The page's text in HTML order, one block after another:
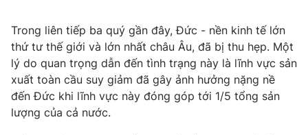
Câu chuyện quốc tế
Tài chính
Thị trường
Góc doanh nghiệp
Dữ liệu và đời sống
Truyền hình
Phim VTV
Giải trí
Trong liên tiếp ba quý gần đây, Đức - nền kinh tế lớn
thứ tư thế giới và lớn nhất châu Âu, đã bị thu hẹp. Một
lý do quan trọng dẫn đến tình trạng này là lĩnh vực sản
xuất toàn cầu suy giảm đã gây ảnh hưởng nặng nề
đến Đức khi lĩnh vực này đóng góp tới 1/5 tổng sản
lượng của cả nước.